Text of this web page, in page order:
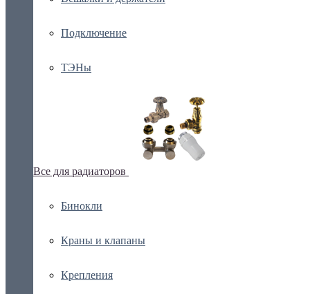
Подключение
ТЭНы
Все для радиаторов
Бинокли
Краны и клапаны
Крепления